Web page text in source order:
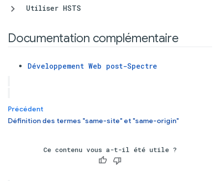
Utiliser HSTS
Documentation complémentaire
Développement Web post-Spectre
Précédent
Définition des termes "same-site" et "same-origin"
Ce contenu vous a-t-il été utile ?